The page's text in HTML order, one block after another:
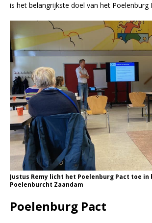
is het belangrijkste doel van het Poelenburg
Justus Remy licht het Poelenburg Pact toe
Poelenburcht Zaandam
Poelenburg Pact